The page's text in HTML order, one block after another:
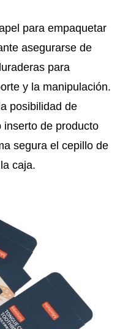
para empaquetar
asegurarse de
para
y la manipulación.
posibilidad de
inserto de producto
segura el cepillo de
caja.